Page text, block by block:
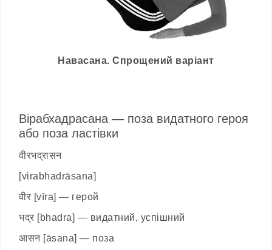
Навасана. Спрощений варіант
Вірабхадрасана — поза видатного героя
або поза ластівки
वीरभद्रासन
[virabhadrāsana]
वीर [vīra] — герой
भद्र [bhadra] — видатний, успішний
आसन [āsana] — поза